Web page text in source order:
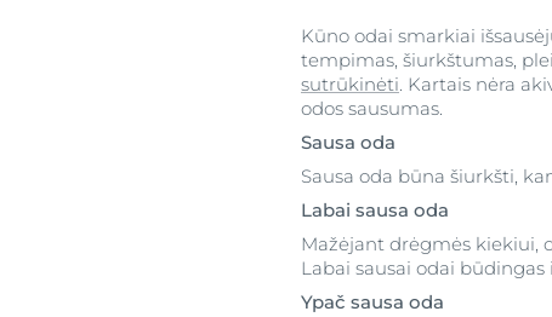
Kūno odai smarkiai
tempimas, šiurkštumas,
sutrūkinėti . Kartais nėra
odos sausumas.
Sausa oda
Sausa oda būna šiurkšti,
Labai sausa oda
Mažėjant drėgmės kiekiui,
Labai sausai odai būdingas
Ypač sausa oda